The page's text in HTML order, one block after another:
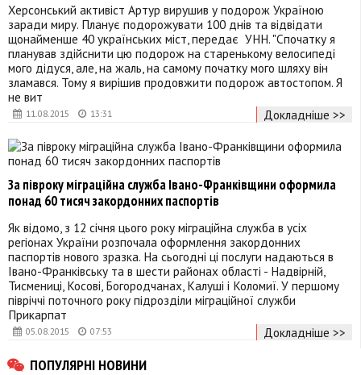
11.08.2015 13:31
Херсонський активіст Артур вирушив у подорож Україною
заради миру. Планує подорожувати 100 днів та відвідати
щонайменше 40 українських міст, передає УНН. "Спочатку я
планував здійснити цю подорож на старенькому велосипеді
мого дідуся, але, на жаль, на самому початку мого шляху він
зламався. Тому я вирішив продовжити подорож автостопом. Я
не вит
Докладніше >>
05.08.2015 07:53
За півроку міграційна служба Івано-Франківщини оформила
понад 60 тисяч закордонних паспортів
Як відомо, з 12 січня цього року міграційна служба в усіх
регіонах України розпочала оформлення закордонних
паспортів нового зразка. На сьогодні ці послуги надаються в
Івано-Франківську та в шести районах області - Надвірній,
Тисмениці, Косові, Богородчанах, Калуші і Коломиї. У першому
півріччі поточного року підрозділи міграційної служби
Прикарпат
Докладніше >>
ПОПУЛЯРНІ НОВИНИ